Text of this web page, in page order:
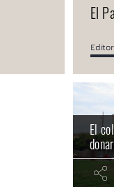
El
El